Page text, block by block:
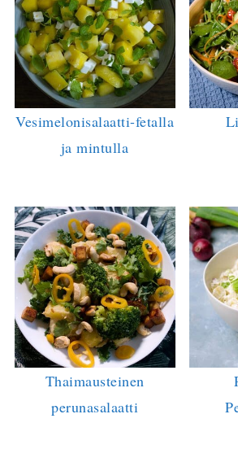
Vesimelonisalaatti-fetalla
ja mintulla
Thaimausteinen
perunasalaatti